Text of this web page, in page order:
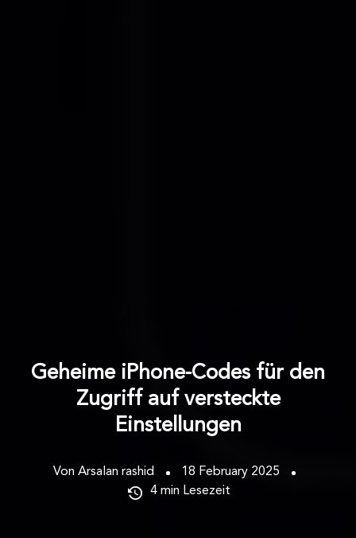
Geheime iPhone-Codes für den
Zugriff auf versteckte
Einstellungen
Von Arsalan rashid
18 February 2025
4 min Lesezeit